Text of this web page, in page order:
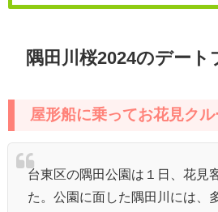
隅田川桜2024のデート
屋形船に乗ってお花見ク
台東区の隅田公園は１日、花見
た。公園に面した隅田川には、